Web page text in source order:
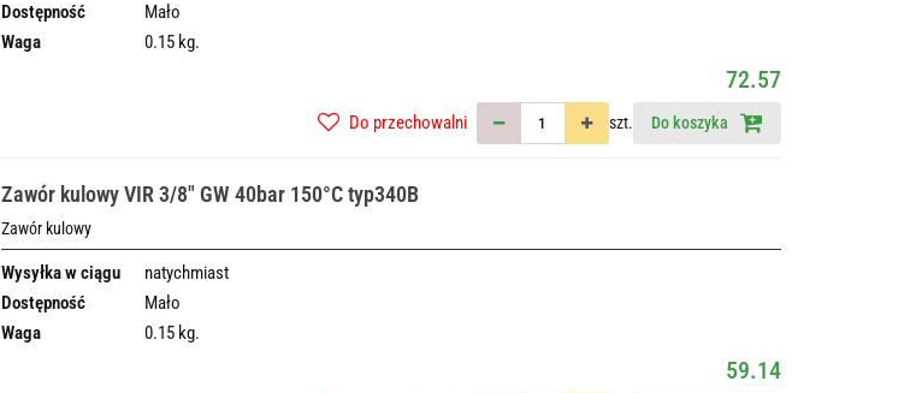
Dostępność
Mało
Waga
0.15 kg.
72.57
szt. Do koszyka
Do przechowalni
Zawór kulowy VIR 3/8" GW 40bar 150°C typ340B
Zawór kulowy
Wysyłka w ciągu
natychmiast
Dostępność
Mało
Waga
0.15 kg.
59.14